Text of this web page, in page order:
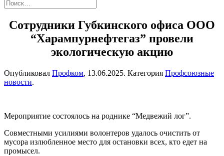
Сотрудники Губкинского офиса ООО
“Харампурнефтегаз” провели
экологическую акцию
Опубликовал Профком, 13.06.2025. Категория Профсоюзные
новости.
Мероприятие состоялось на роднике “Медвежий лог”.
Совместными усилиями волонтеров удалось очистить от
мусора излюбленное место для остановки всех, кто едет на
промысел.